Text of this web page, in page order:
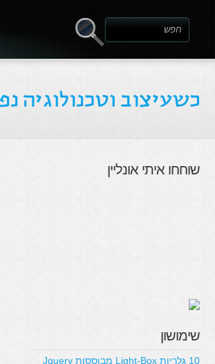
שוחחו איתי אונליין
שימושון
10 גלריות Light-Box מבוססות Jquery